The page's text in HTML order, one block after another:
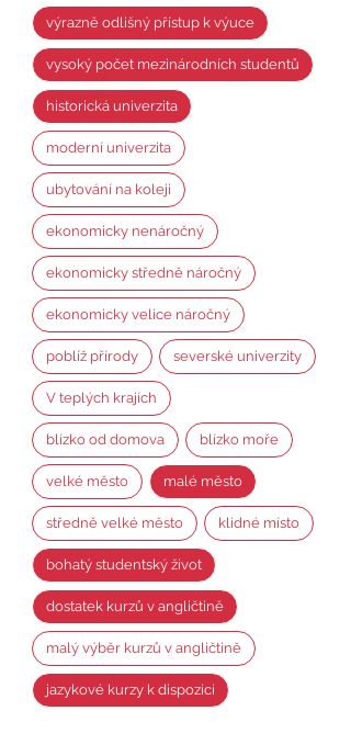
výrazně odlišný přístup k výuce
vysoký počet mezinárodních studentů
historická univerzita
moderní univerzita
ubytování na koleji
ekonomicky nenáročný
ekonomicky středně náročný
ekonomicky velice náročný
poblíž přírody severské univerzity
V teplých krajích
blízko od domova blízko moře
velké město malé město
středně velké město klidné místo
bohatý studentský život
dostatek kurzů v angličtině
malý výběr kurzů v angličtině
jazykové kurzy k dispozici